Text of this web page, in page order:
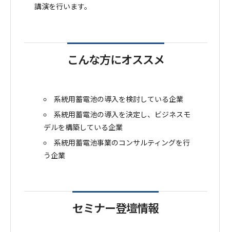
講演を行います。
こんな方にオススメ
系統用蓄電池の導入を検討している企業
系統用蓄電池の導入を決定し、ビジネスモ
デルを構築している企業
系統用蓄電池事業のコンサルティングを行
う企業
セミナー登壇情報